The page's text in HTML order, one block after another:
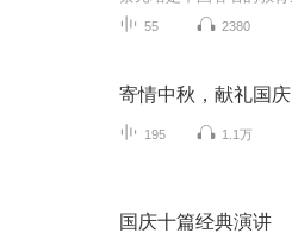
55 2380
寄情中秋，献礼国庆
195 1.1万
国庆十篇经典演讲